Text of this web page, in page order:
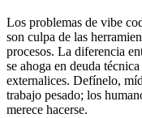
Los problemas de vibe
son culpa de las
procesos. La diferencia
se ahoga en deuda
externalices. Defínelo,
trabajo pesado; los
merece hacerse.